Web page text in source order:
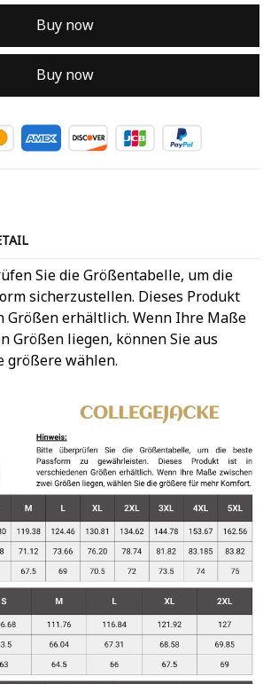
Buy now
Buy now
Sie die Größentabelle, um die
sicherzustellen. Dieses Produkt
Größen erhältlich. Wenn Ihre Maße
Größen liegen, können Sie aus
größere wählen.